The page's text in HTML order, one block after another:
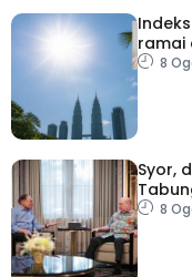
ramai
8
Syor,
tanpa
8